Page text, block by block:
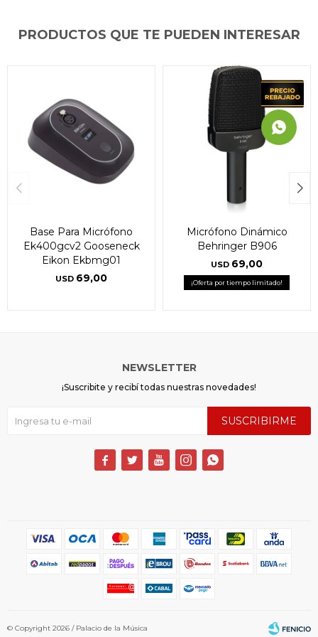
PRODUCTOS QUE TE PUEDEN INTERESAR
Base Para Micrófono
Ek400gcv2 Gooseneck
Eikon Ekbmg01
USD 69,00
Micrófono Dinámico
Behringer B906
USD 69,00
¡Oferta por tiempo limitado!
NEWSLETTER
¡Suscribite y recibí todas nuestras novedades!
SUSCRIBIRME
    
© Copyright 2026 / Palacio de la Música